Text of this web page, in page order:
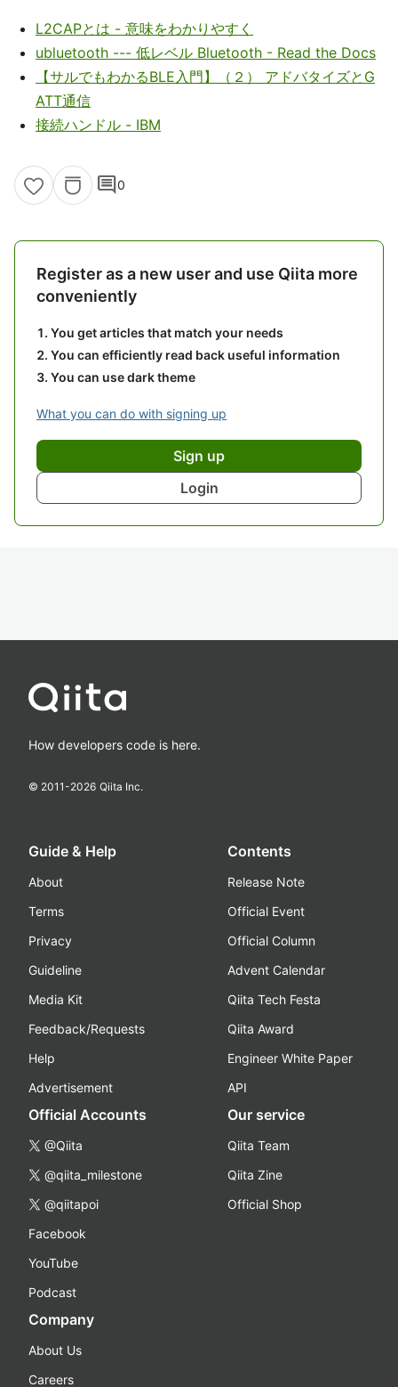
L2CAPとは - 意味をわかりやすく
ubluetooth --- 低レベル Bluetooth - Read the Docs
【サルでもわかるBLE入門】（２） アドバタイズとG
ATT通信
接続ハンドル - IBM
comment0
Register as a new user and use Qiita more
conveniently
You get articles that match your needs
You can efficiently read back useful information
You can use dark theme
What you can do with signing up
Sign up
Login
How developers code is here.
© 2011-2026 Qiita Inc.
Guide & Help
About
Terms
Privacy
Guideline
Media Kit
Feedback/Requests
Help
Advertisement
Contents
Release Note
Official Event
Official Column
Advent Calendar
Qiita Tech Festa
Qiita Award
Engineer White Paper
API
Official Accounts
@Qiita
@qiita_milestone
@qiitapoi
Facebook
YouTube
Podcast
Our service
Qiita Team
Qiita Zine
Official Shop
Company
About Us
Careers